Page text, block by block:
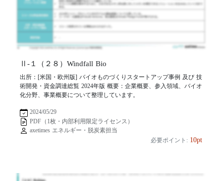
Ⅱ-１（２８）Windfall Bio
出所：[米国・欧州版] バイオものづくりスタートアップ事例 及び 技
術開発・資金調達総覧 2024年版 概要：企業概要、参入領域、バイオ
化分野、事業概要について整理しています。
2024/05/29
PDF（1枚・内部利用限定ライセンス）
axetimes エネルギー・脱炭素担当
必要ポイント: 10pt